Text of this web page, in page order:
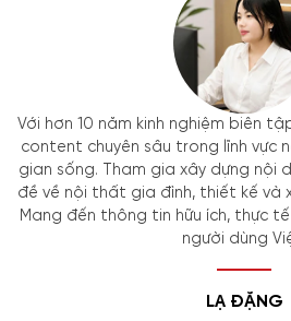
Với hơn 10 năm kinh nghiệm biên
content chuyên sâu trong lĩnh vực
gian sống. Tham gia xây dựng nội
đề về nội thất gia đình, thiết kế và
Mang đến thông tin hữu ích, thực
người dùng
LẠ ĐẶNG